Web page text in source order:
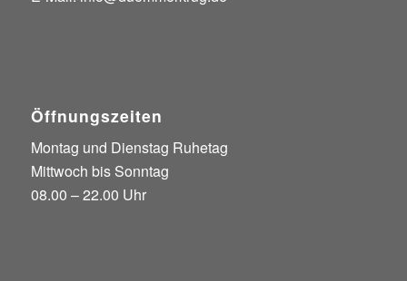
Öffnungszeiten
Montag und Dienstag Ruhetag
Mittwoch bis Sonntag
08.00 – 22.00 Uhr